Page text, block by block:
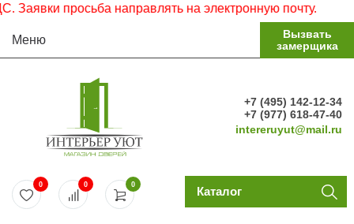
просьба направлять на электронную почту.
Меню
Вызвать
замерщика
+7 (495) 142-12-34
+7 (977) 618-47-40
intereruyut@mail.ru
0
0 0 Каталог